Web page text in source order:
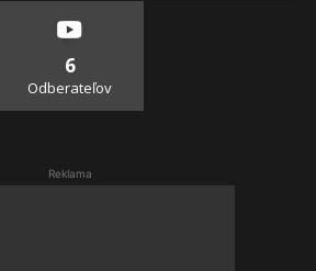
6
Odberateľov
Reklama